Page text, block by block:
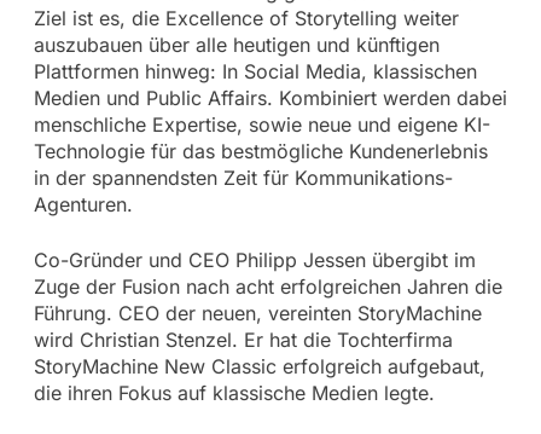
Ziel ist es, die Excellence of Storytelling weiter
auszubauen über alle heutigen und künftigen
Plattformen hinweg: In Social Media, klassischen
Medien und Public Affairs. Kombiniert werden dabei
menschliche Expertise, sowie neue und eigene KI-
Technologie für das bestmögliche Kundenerlebnis
in der spannendsten Zeit für Kommunikations-
Agenturen.
Co-Gründer und CEO Philipp Jessen übergibt im
Zuge der Fusion nach acht erfolgreichen Jahren die
Führung. CEO der neuen, vereinten StoryMachine
wird Christian Stenzel. Er hat die Tochterfirma
StoryMachine New Classic erfolgreich aufgebaut,
die ihren Fokus auf klassische Medien legte.